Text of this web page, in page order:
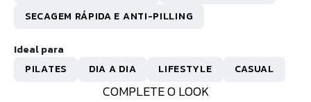
COMPLETE O LOOK
SECAGEM RÁPIDA E ANTI-PILLING
Ideal para
PILATES
DIA A DIA LIFESTYLE CASUAL